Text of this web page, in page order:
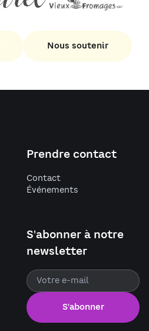
Nous soutenir
Prendre contact
Contact
Événements
S'abonner à notre
newsletter
S'abonner